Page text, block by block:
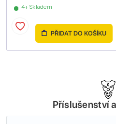
4+ Skladem
PŘIDAT DO KOŠÍKU
Příslušenství